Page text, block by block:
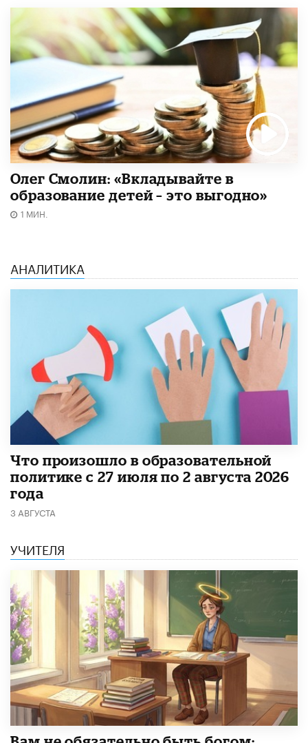
Олег Смолин: «Вкладывайте в
образование детей – это выгодно»
1 МИН.
АНАЛИТИКА
​Что произошло в образовательной
политике с 27 июля по 2 августа 2026
года
3 АВГУСТА
УЧИТЕЛЯ